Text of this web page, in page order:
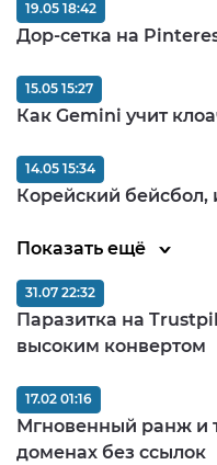
Дор-сетка на
19.05 18:42
Как Gemini учит
15.05 15:27
Корейский бейсбол,
14.05 15:34
Показать ещё
Паразитка на
высоким конвертом
31.07 22:32
Мгновенный ранж и
доменах без ссылок
17.02 01:16